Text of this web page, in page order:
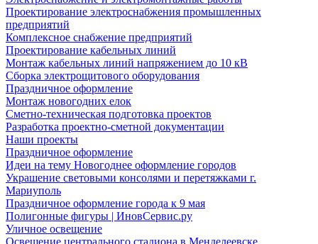
Проектирование электроснабжения промышленных
предприятий
Комплексное снабжение предприятий
Проектирование кабельных линий
Монтаж кабельных линий напряжением до 10 кВ
Сборка электрощитового оборудования
Праздничное оформление
Монтаж новогодних елок
Сметно-техническая подготовка проектов
Разработка проектно-сметной документации
Наши проекты
Праздничное оформление
Идеи на тему Новогоднее оформление городов
Украшение световыми консолями и перетяжками г.
Мариуполь
Праздничное оформление города к 9 мая
Полигонные фигуры | ИновСервис.ру
Уличное освещение
Освещение центрального стадиона в Менделеевске